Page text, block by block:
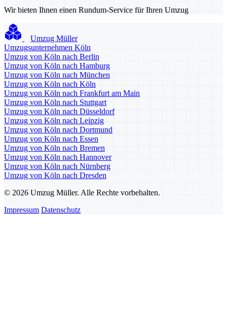
Wir bieten Ihnen einen Rundum-Service für Ihren Umzug
Umzug Müller
Umzugsunternehmen Köln
Umzug von Köln nach Berlin
Umzug von Köln nach Hamburg
Umzug von Köln nach München
Umzug von Köln nach Köln
Umzug von Köln nach Frankfurt am Main
Umzug von Köln nach Stuttgart
Umzug von Köln nach Düsseldorf
Umzug von Köln nach Leipzig
Umzug von Köln nach Dortmund
Umzug von Köln nach Essen
Umzug von Köln nach Bremen
Umzug von Köln nach Hannover
Umzug von Köln nach Nürnberg
Umzug von Köln nach Dresden
© 2026 Umzug Müller. Alle Rechte vorbehalten.
Impressum Datenschutz